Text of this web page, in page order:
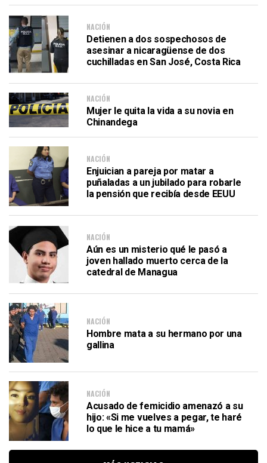
NACIÓN
Detienen a dos sospechosos de
asesinar a nicaragüense de dos
cuchilladas en San José, Costa Rica
NACIÓN
Mujer le quita la vida a su novia en
Chinandega
NACIÓN
Enjuician a pareja por matar a
puñaladas a un jubilado para robarle
la pensión que recibía desde EEUU
NACIÓN
Aún es un misterio qué le pasó a
joven hallado muerto cerca de la
catedral de Managua
NACIÓN
Hombre mata a su hermano por una
gallina
NACIÓN
Acusado de femicidio amenazó a su
hijo: «Si me vuelves a pegar, te haré
lo que le hice a tu mamá»